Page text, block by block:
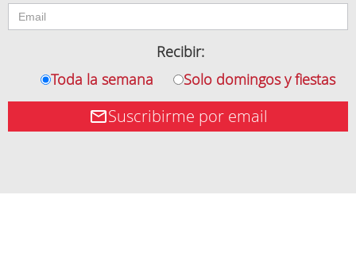
Recibir:
Toda la semana
Solo domingos y fiestas
Suscribirme por email